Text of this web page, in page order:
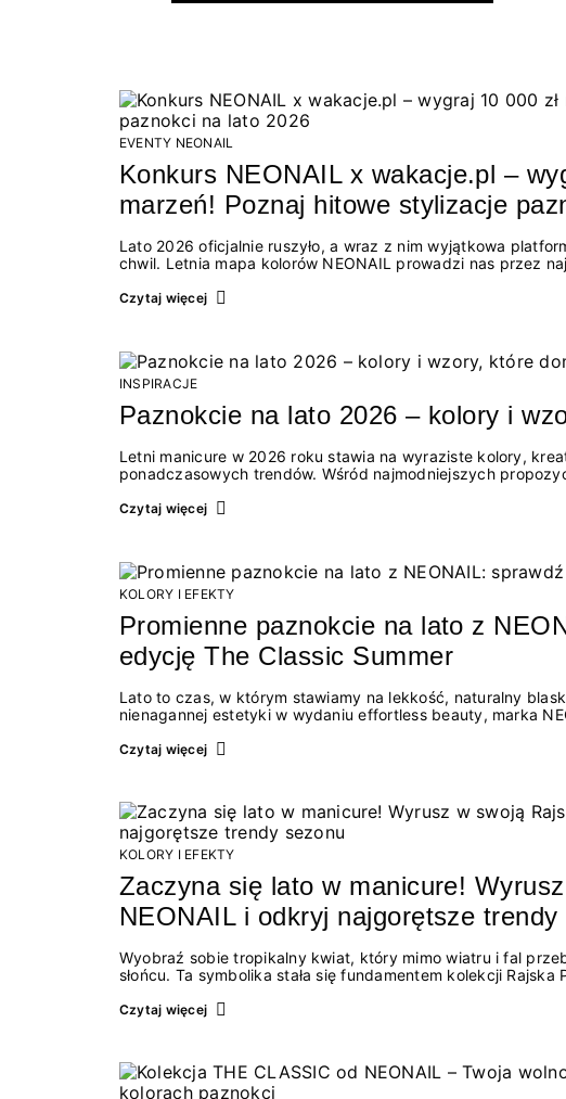
EVENTY NEONAIL
Konkurs NEONAIL x wakacje.pl –
marzeń! Poznaj hitowe stylizacje
Lato 2026 oficjalnie ruszyło, a wraz z nim wyjątkowa
chwil. Letnia mapa kolorów NEONAIL prowadzi nas przez
przewodnim jest eksplorowanie i kolekcjonowanie letnich
Czytaj więcej
INSPIRACJE
Paznokcie na lato 2026 – kolory i
Letni manicure w 2026 roku stawia na wyraziste kolory,
ponadczasowych trendów. Wśród najmodniejszych
kolory i stylizacje paznokci będą królować latem 2026?
Czytaj więcej
KOLORY I EFEKTY
Promienne paznokcie na lato z
edycję The Classic Summer
Lato to czas, w którym stawiamy na lekkość, naturalny
nienagannej estetyki w wydaniu effortless beauty, marka
wpisuje się w najgorętsze trendy w manicure na lato 2026.
Czytaj więcej
KOLORY I EFEKTY
Zaczyna się lato w manicure!
NEONAIL i odkryj najgorętsze trendy
Wyobraź sobie tropikalny kwiat, który mimo wiatru i fal
słońcu. Ta symbolika stała się fundamentem kolekcji
Czytaj więcej